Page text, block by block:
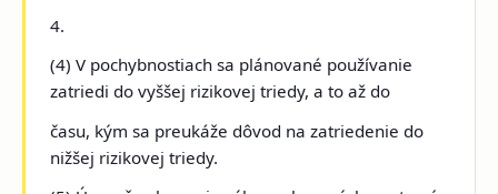
4.
(4) V pochybnostiach sa plánované používanie
zatriedi do vyššej rizikovej triedy, a to až do
času, kým sa preukáže dôvod na zatriedenie do
nižšej rizikovej triedy.